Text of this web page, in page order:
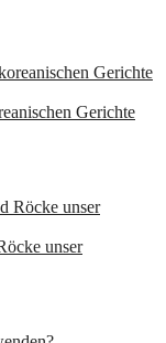
Gerichte
unser